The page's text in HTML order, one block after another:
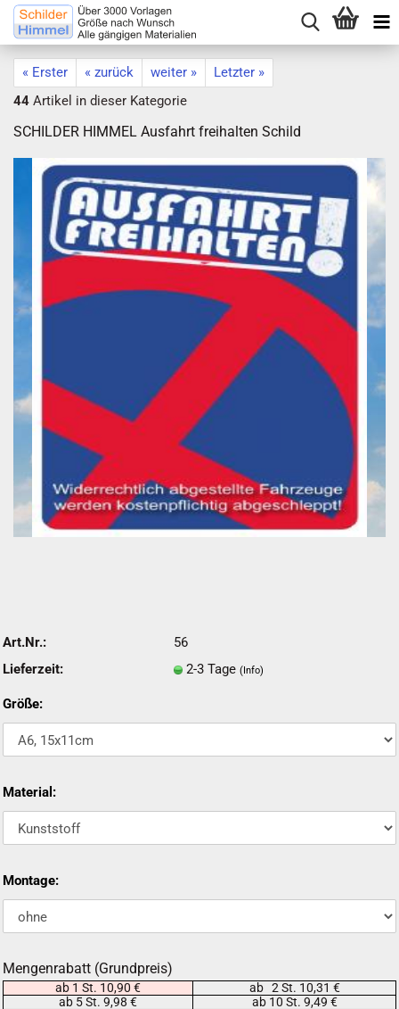
« Erster « zurück weiter »
Letzter »
44 Artikel in dieser Kategorie
SCHILDER HIMMEL Ausfahrt freihalten Schild
Art.Nr.:
56
Lieferzeit:
2-3 Tage (Info)
Größe:
Material:
Montage:
Mengenrabatt (Grundpreis)
ab 1 St. 10,90 €
ab 2 St. 10,31 €
ab 5 St. 9,98 €
ab 10 St. 9,49 €